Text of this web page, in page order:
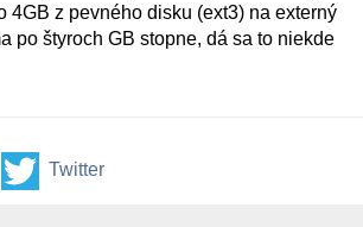
4GB z pevného disku (ext3) na externý
po štyroch GB stopne, dá sa to niekde
Twitter